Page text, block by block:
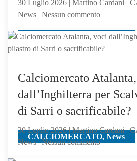
chiama
CALCIOMERCATO, News
30 Luglio 2026 | Martino Cardani |
News | Nessun commentosu
Atalanta:
il
su
Samardzic,
offre
Ricci
CALCIOMERCATO, News
Calciomercato
dall’Inghilterra per
di Sarri o sacrificabile?
30 Luglio 2026 | Martino Cardani |
News | Nessun commentosu